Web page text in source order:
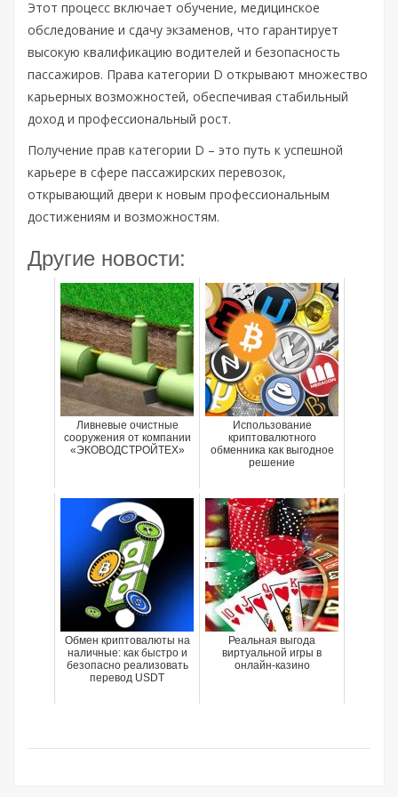
Этот процесс включает обучение, медицинское
обследование и сдачу экзаменов, что гарантирует
высокую квалификацию водителей и безопасность
пассажиров. Права категории D открывают множество
карьерных возможностей, обеспечивая стабильный
доход и профессиональный рост.
Получение прав категории D – это путь к успешной
карьере в сфере пассажирских перевозок,
открывающий двери к новым профессиональным
достижениям и возможностям.
Другие новости:
Ливневые очистные
сооружения от компании
«ЭКОВОДСТРОЙТЕХ»
Использование
криптовалютного
обменника как выгодное
решение
Обмен криптовалюты на
наличные: как быстро и
безопасно реализовать
перевод USDT
Реальная выгода
виртуальной игры в
онлайн-казино